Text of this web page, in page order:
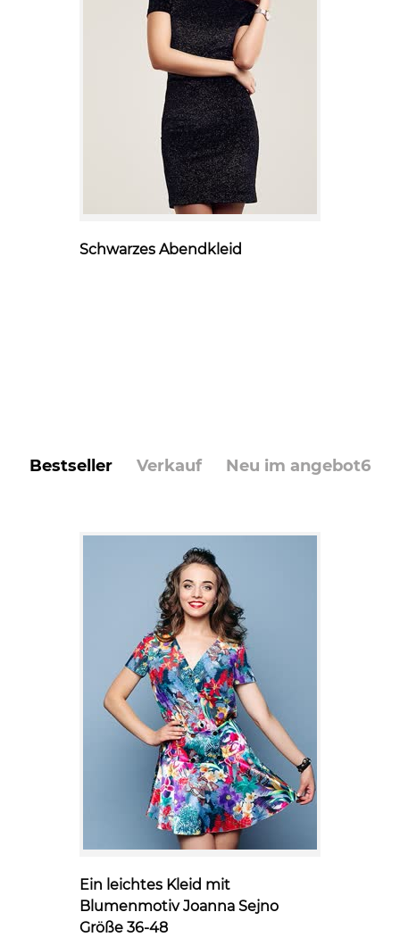
Schwarzes Abendkleid
bestseller verkauf neu im angebot6
Ein leichtes Kleid mit
Blumenmotiv Joanna Sejno
Größe 36-48